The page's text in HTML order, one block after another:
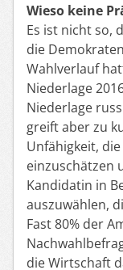
Wieso keine
Es ist nicht so,
die
Wahlverlauf
Niederlage
Niederlage
greift aber zu
Unfähigkeit,
einzuschätzen
Kandidatin in
auszuwählen,
Fast 80% der
die Wirtschaft